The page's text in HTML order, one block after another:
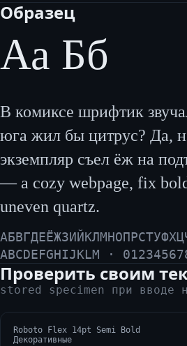
Образец
Аа Бб
В комиксе шрифтик
юга жил бы цитрус? Да,
экземпляр съел ёж на
— a cozy webpage, fix
uneven quartz.
ABCDEFGHIJKLM ·
Проверить своим
stored specimen при вводе
Roboto Flex 14pt Semi Bold
Декоративные